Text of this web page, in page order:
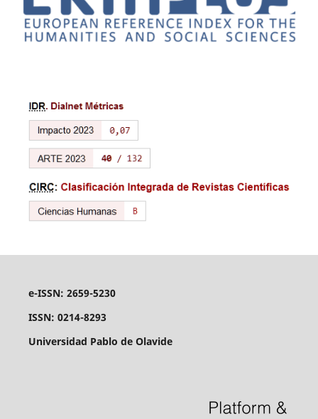
e-ISSN: 2659-5230
ISSN: 0214-8293
Universidad Pablo de Olavide